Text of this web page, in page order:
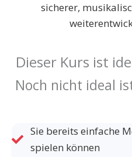
sicherer,
Dieser Kurs ist
Noch nicht ideal
Sie bereits einfache
spielen können